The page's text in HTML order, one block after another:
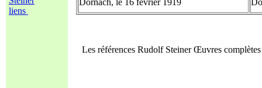
liens
Dornach, le 16 février 1919
Les références Rudolf Steiner Œuvres